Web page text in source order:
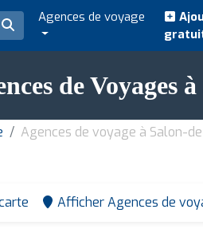
Agences de voyage
de Voyages
Agences de voyage à Salon-
Afficher Agences de